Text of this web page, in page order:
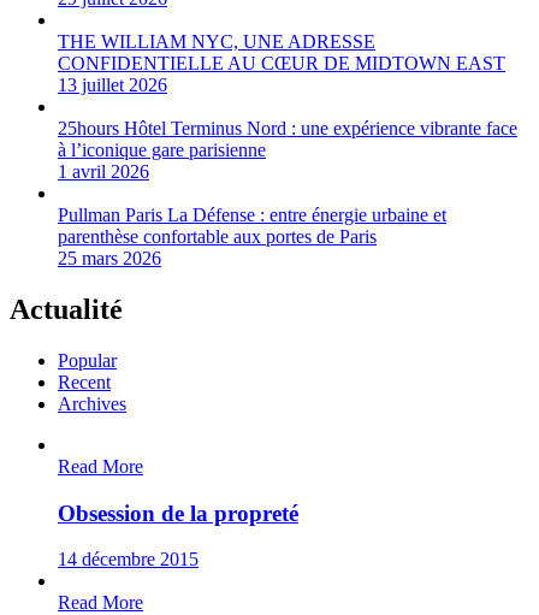
THE WILLIAM NYC, UNE ADRESSE
CONFIDENTIELLE AU CŒUR DE MIDTOWN EAST
13 juillet 2026
25hours Hôtel Terminus Nord : une expérience vibrante face
à l’iconique gare parisienne
1 avril 2026
Pullman Paris La Défense : entre énergie urbaine et
parenthèse confortable aux portes de Paris
25 mars 2026
Actualité
Popular
Recent
Archives
Read More
Obsession de la propreté
14 décembre 2015
Read More